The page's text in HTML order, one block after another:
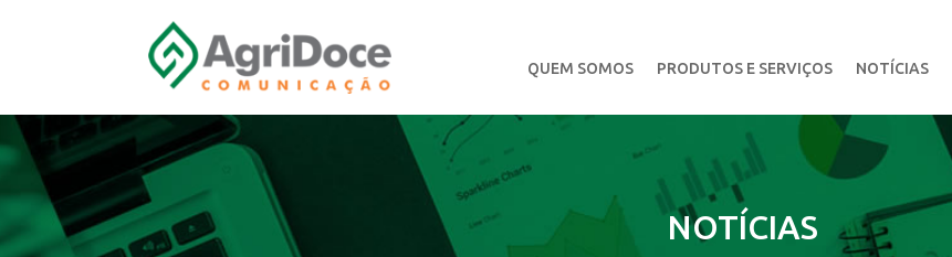
QUEM SOMOS PRODUTOS E SERVIÇOS NOTÍCIAS
NOTÍCIAS